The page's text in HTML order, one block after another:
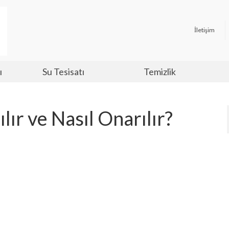
İletişim
Su Tesisatı Temizlik
ve Nasıl Onarılır?